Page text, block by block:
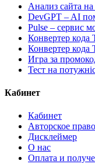
Анализ сайта
DevGPT – AI
Pulse – сервис
Конвертер кода
Конвертер кода
Игра за
Тест на
Кабинет
Кабинет
Авторское право
Дисклеймер
О нас
Оплата и